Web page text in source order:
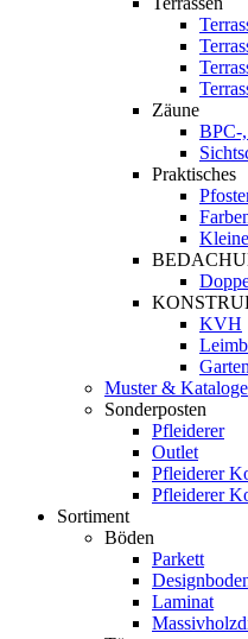
Zäune
BPC-
Praktisches
KVH
Muster & Kataloge
Sonderposten
Pfleiderer
Outlet
Pfleiderer
Pfleiderer
Sortiment
Böden
Parkett
Laminat